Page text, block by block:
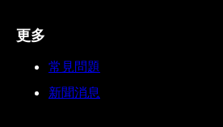
更多
常見問題
新聞消息